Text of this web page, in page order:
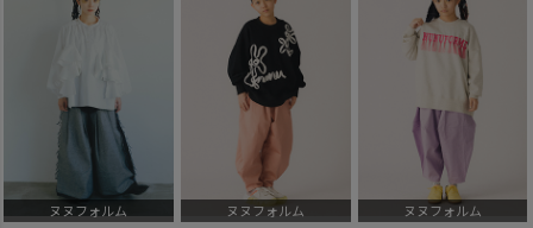
ヌヌフォルム ヌヌフォルム ヌヌフォルム